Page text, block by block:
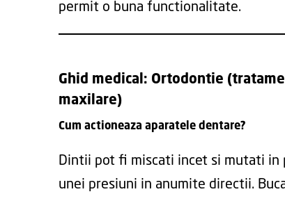
permit o buna functionalitate.
Ghid medical: Ortodontie
maxilare)
Cum actioneaza aparatele dentare?
Dintii pot fi miscati incet si mutati in
unei presiuni in anumite directii.